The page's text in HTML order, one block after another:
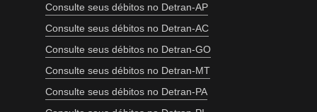
Consulte seus débitos no Detran-AP
Consulte seus débitos no Detran-AC
Consulte seus débitos no Detran-GO
Consulte seus débitos no Detran-MT
Consulte seus débitos no Detran-PA